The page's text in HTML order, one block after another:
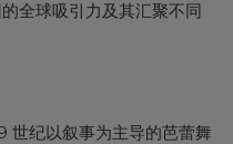
全球吸引力及其汇聚不同
世纪以叙事为主导的芭蕾舞